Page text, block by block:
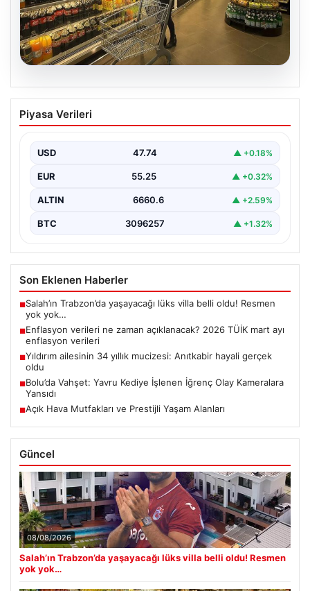
07.08.2026
Enflasyon verileri ne zaman
açıklanacak? 2026 TÜİK mart ayı
Piyasa Verileri
USD 47.74 ▲ +0.18%
EUR 55.25 ▲ +0.32%
ALTIN 6660.6 ▲ +2.59%
BTC 3096257 ▲ +1.32%
Son Eklenen Haberler
■Salah’ın Trabzon’da yaşayacağı lüks villa belli oldu! Resmen
yok yok…
■Enflasyon verileri ne zaman açıklanacak? 2026 TÜİK mart ayı
enflasyon verileri
■Yıldırım ailesinin 34 yıllık mucizesi: Anıtkabir hayali gerçek
oldu
■Bolu’da Vahşet: Yavru Kediye İşlenen İğrenç Olay Kameralara
Yansıdı
■Açık Hava Mutfakları ve Prestijli Yaşam Alanları
Güncel
08/08/2026
Salah’ın Trabzon’da yaşayacağı lüks villa belli oldu! Resmen
yok yok…